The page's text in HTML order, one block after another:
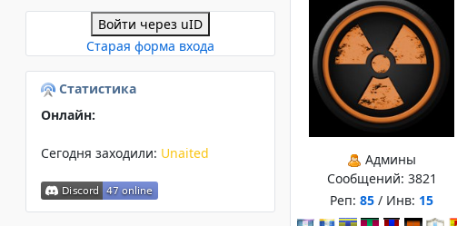
Админы
Сообщений: 3821
Реп: 85 / Инв: 15
Войти через uID
Старая форма входа
Статистика
Онлайн:
Сегодня заходили: Unaited